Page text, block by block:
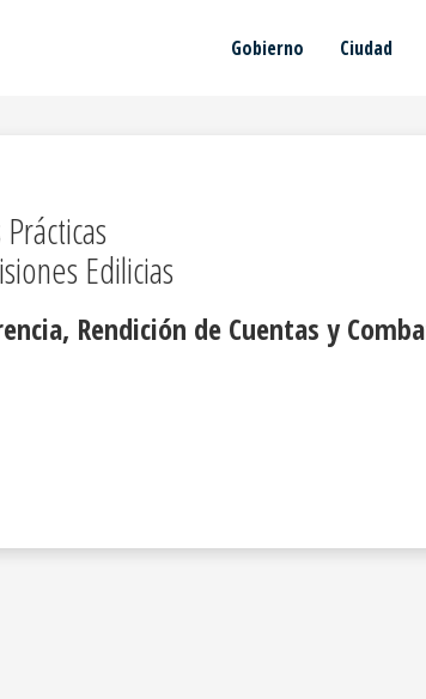
Gobierno Ciudad
Edilicias
Rendición de Cuentas y